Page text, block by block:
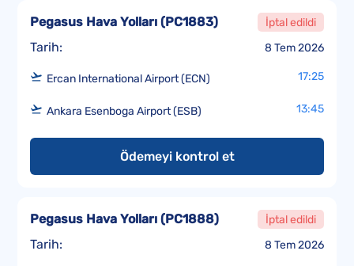
Tarih: 8 Tem 2026
Pegasus Hava Yolları (PC1883) İptal edildi
Ercan International Airport (ECN) 17:25
Ankara Esenboga Airport (ESB) 13:45
Ödemeyi kontrol et
Tarih: 8 Tem 2026
Pegasus Hava Yolları (PC1888) İptal edildi